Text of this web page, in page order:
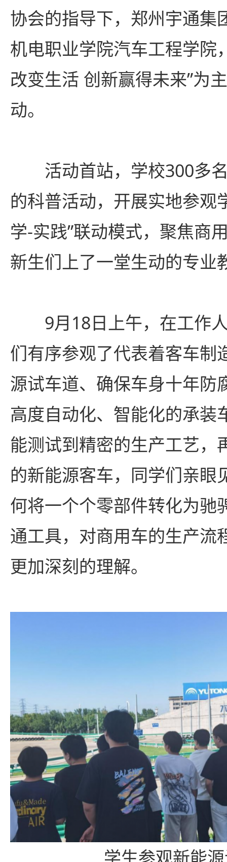
协会的指导下，郑州宇通集
机电职业学院汽车工程学院
改变生活 创新赢得未来”为
动。
活动首站，学校300多
的科普活动，开展实地参观
学-实践”联动模式，聚焦商
新生们上了一堂生动的专业
9月18日上午，在工作
们有序参观了代表着客车制
源试车道、确保车身十年防
高度自动化、智能化的承装
能测试到精密的生产工艺，
的新能源客车，同学们亲眼
何将一个个零部件转化为驰
通工具，对商用车的生产流
更加深刻的理解。